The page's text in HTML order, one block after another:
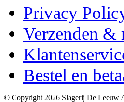
Privacy
Verzenden &
Bestel en
© Copyright 2026 Slagerij De Leeuw